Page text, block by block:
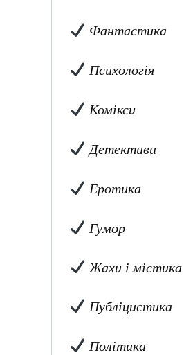
Фантастика
Психологія
Комікси
Детективи
Еротика
Гумор
Жахи і містика
Публіцистика
Політика